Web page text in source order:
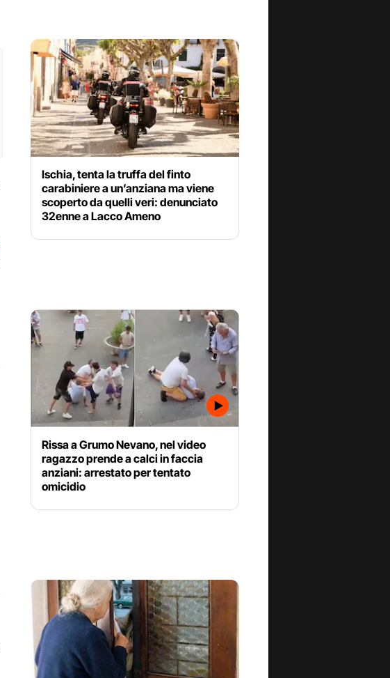
Ischia, tenta la truffa del finto
carabiniere a un’anziana ma viene
scoperto da quelli veri: denunciato
32enne a Lacco Ameno
Rissa a Grumo Nevano, nel video
ragazzo prende a calci in faccia
anziani: arrestato per tentato
omicidio